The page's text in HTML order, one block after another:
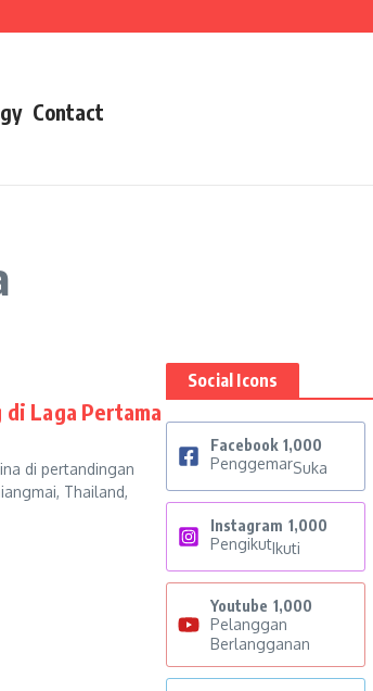
Contact
Laga Pertama
di pertandingan
Thailand,
Social Icons
Facebook 1,000
PenggemarSuka
Instagram 1,000
PengikutIkuti
Youtube 1,000
Pelanggan
Berlangganan